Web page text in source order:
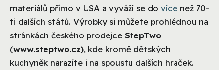
materiálů přímo v USA a vyváží se do více než 70-
ti dalších států. Výrobky si můžete prohlédnou na
stránkách českého prodejce StepTwo
(www.steptwo.cz), kde kromě dětských
kuchyněk narazíte i na spoustu dalších hraček.